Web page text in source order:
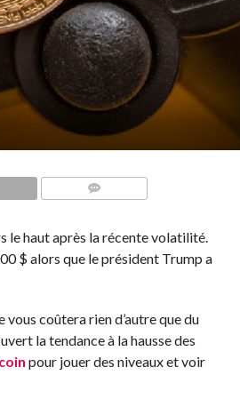
le haut après la récente volatilité.
$ alors que le président Trump a
coûtera rien d’autre que du
la tendance à la hausse des
pour jouer des niveaux et voir